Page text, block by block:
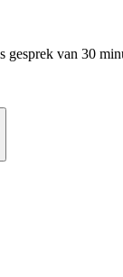
gesprek van 30